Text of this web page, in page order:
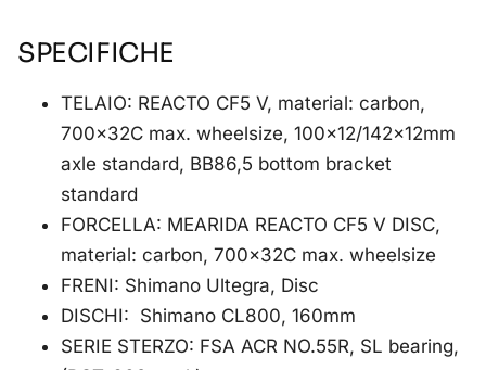
SPECIFICHE
TELAIO: REACTO CF5 V, material: carbon,
700x32C max. wheelsize, 100×12/142x12mm
axle standard, BB86,5 bottom bracket
standard
FORCELLA: MEARIDA REACTO CF5 V DISC,
material: carbon, 700x32C max. wheelsize
FRENI: Shimano Ultegra, Disc
DISCHI: Shimano CL800, 160mm
SERIE STERZO: FSA ACR NO.55R, SL bearing,